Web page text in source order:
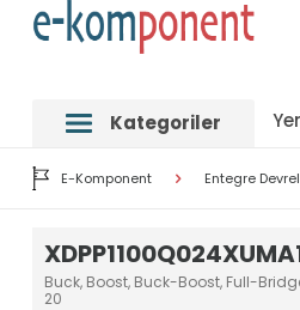
Kategoriler
E-Komponent Entegre
Buck, Boost, Buck-Boost, Full-
20